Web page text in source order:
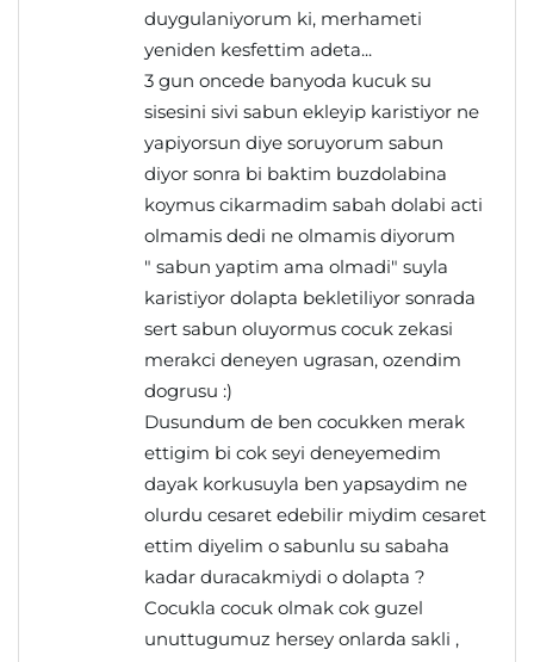
duygulaniyorum ki, merhameti
yeniden kesfettim adeta...
3 gun oncede banyoda kucuk su
sisesini sivi sabun ekleyip karistiyor ne
yapiyorsun diye soruyorum sabun
diyor sonra bi baktim buzdolabina
koymus cikarmadim sabah dolabi acti
olmamis dedi ne olmamis diyorum
" sabun yaptim ama olmadi" suyla
karistiyor dolapta bekletiliyor sonrada
sert sabun oluyormus cocuk zekasi
merakci deneyen ugrasan, ozendim
dogrusu :)
Dusundum de ben cocukken merak
ettigim bi cok seyi deneyemedim
dayak korkusuyla ben yapsaydim ne
olurdu cesaret edebilir miydim cesaret
ettim diyelim o sabunlu su sabaha
kadar duracakmiydi o dolapta ?
Cocukla cocuk olmak cok guzel
unuttugumuz hersey onlarda sakli ,